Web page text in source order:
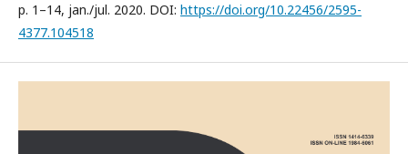
p. 1–14, jan./jul. 2020. DOI: https://doi.org/10.22456/2595-
4377.104518